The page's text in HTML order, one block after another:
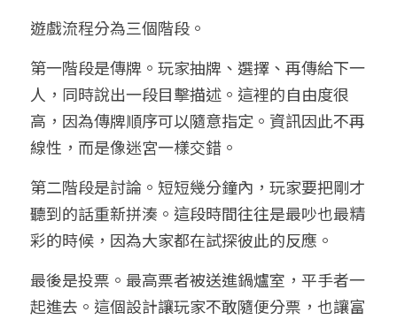
遊戲流程分為三個階段。
第一階段是傳牌。玩家抽牌、選擇、再傳給下一
人，同時說出一段目擊描述。這裡的自由度很
高，因為傳牌順序可以隨意指定。資訊因此不再
線性，而是像迷宮一樣交錯。
第二階段是討論。短短幾分鐘內，玩家要把剛才
聽到的話重新拼湊。這段時間往往是最吵也最精
彩的時候，因為大家都在試探彼此的反應。
最後是投票。最高票者被送進鍋爐室，平手者一
起進去。這個設計讓玩家不敢隨便分票，也讓富